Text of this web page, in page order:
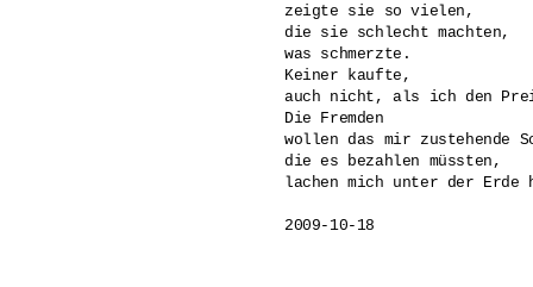
zeigte sie so vielen,
die sie schlecht machten,
was schmerzte.
Keiner kaufte,
auch nicht, als ich den
Die Fremden
wollen das mir zustehende
die es bezahlen müssten,
lachen mich unter der Erde